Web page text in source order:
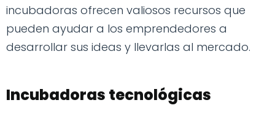
incubadoras ofrecen valiosos recursos que
pueden ayudar a los emprendedores a
desarrollar sus ideas y llevarlas al mercado.
Incubadoras tecnológicas